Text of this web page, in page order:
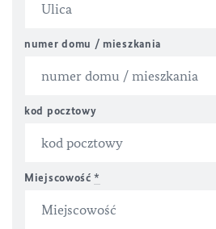
numer domu / mieszkania
kod pocztowy
Miejscowość*